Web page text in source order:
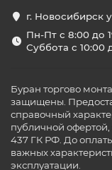
г. Новосибирск
Пн-Пт с 8:00 до
Суббота с 10:00
Буран торгово
защищены.
справочный
публичной
437 ГК РФ. До оплаты
важных
эксплуатации.